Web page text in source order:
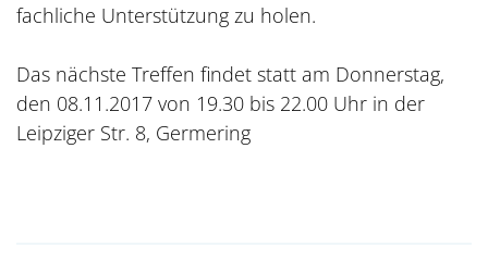
fachliche Unterstützung zu holen.
Das nächste Treffen findet statt am Donnerstag,
den 08.11.2017 von 19.30 bis 22.00 Uhr in der
Leipziger Str. 8, Germering